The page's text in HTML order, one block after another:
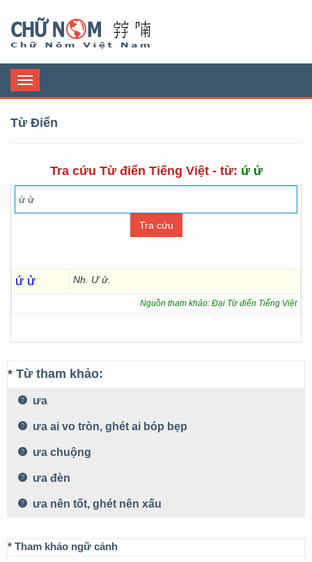
Toggle
navigation
Từ Điển
Tra cứu Từ điển Tiếng Việt - từ: ứ ử
ứ ử Nh. Ư ử.
Nguồn tham khảo: Đại Từ điển Tiếng Việt
* Từ tham khảo:
ưa
ưa ai vo tròn, ghét ai bóp bẹp
ưa chuộng
ưa đèn
ưa nên tốt, ghét nên xấu
* Tham khảo ngữ cảnh